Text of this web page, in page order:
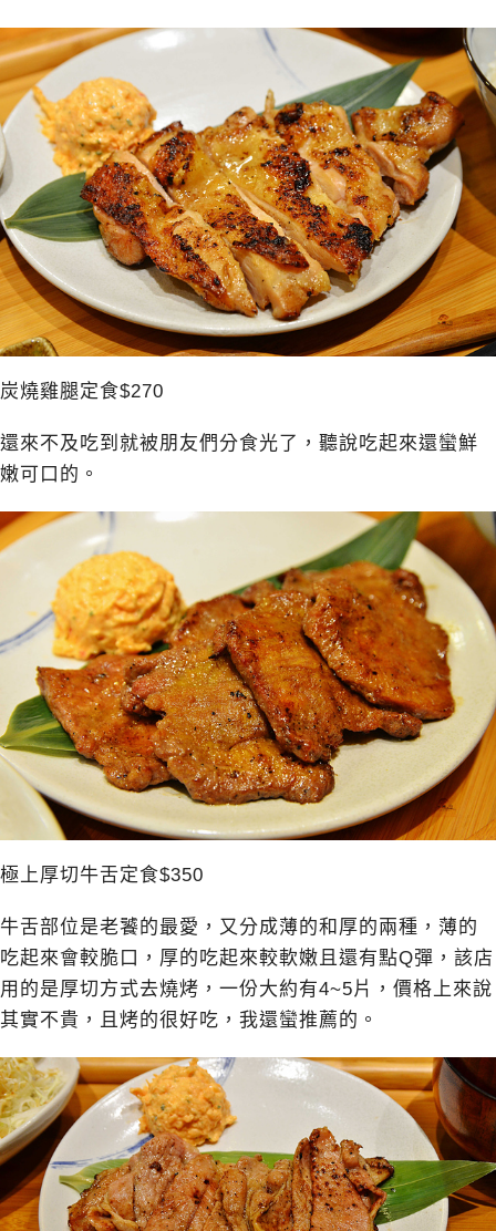
炭燒雞腿定食$270
還來不及吃到就被朋友們分食光了，聽說吃起來還蠻鮮
嫩可口的。
極上厚切牛舌定食$350
牛舌部位是老饕的最愛，又分成薄的和厚的兩種，薄的
吃起來會較脆口，厚的吃起來較軟嫩且還有點Q彈，該店
用的是厚切方式去燒烤，一份大約有4~5片，價格上來說
其實不貴，且烤的很好吃，我還蠻推薦的。